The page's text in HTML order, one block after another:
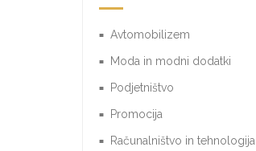
Avtomobilizem
Moda in modni dodatki
Podjetništvo
Promocija
Računalništvo in tehnologija